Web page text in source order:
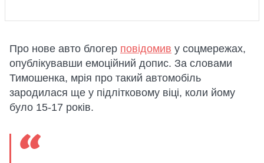
Про нове авто блогер повідомив у соцмережах,
опублікувавши емоційний допис. За словами
Тимошенка, мрія про такий автомобіль
зародилася ще у підлітковому віці, коли йому
було 15-17 років.